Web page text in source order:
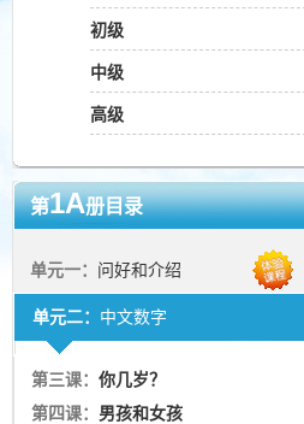
初级
中级
高级
第1A册目录
单元一： 问好和介绍
单元二： 中文数字
第三课： 你几岁？
第四课： 男孩和女孩